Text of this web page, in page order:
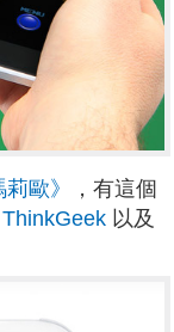
歐》
，有這個
ThinkGeek 以及